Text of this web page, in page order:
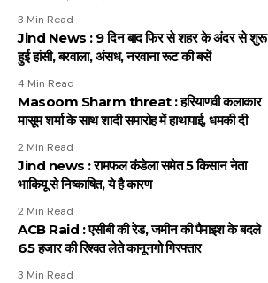
3 Min Read
Jind News : 9 दिन बाद फिर से शहर के अंदर से शुरू
हुई हांसी, बरवाला, अंसध, नरवाना रूट की बसें
4 Min Read
Masoom Sharm threat : हरियाणवी कलाकार
मासूम शर्मा के साथ शादी समारोह में हाथापाई, धमकी दी
2 Min Read
Jind news : रामफल कंडेला समेत 5 किसान नेता
भाकियू से निष्काषित, ये है कारण
2 Min Read
ACB Raid : एसीबी की रेड, जमीन की पैमाइश के बदले
65 हजार की रिश्वत लेते कानूनगो गिरफ्तार
3 Min Read